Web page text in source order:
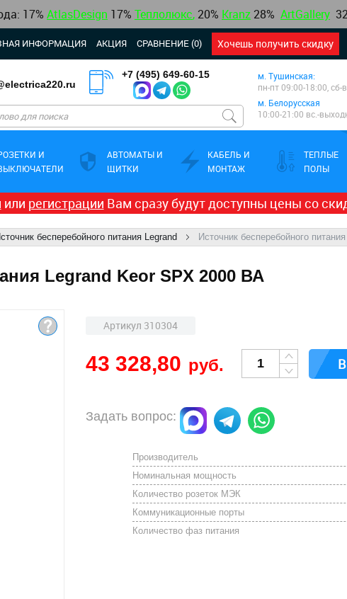
17% AtlasDesign 17% Теплолюкс, 20% Kranz 28% ArtGallery
ИНФОРМАЦИЯ АКЦИЯ СРАВНЕНИЕ (0) Хочешь получить скидку
+7 (495) 649-60-15
м. Тушинская:
пн-пт 09:00-18:00, сб-
м. Белорусская
10:00-21:00 вс.-
И
АВТОМАТЫ И
ЩИТКИ
КАБЕЛЬ И
МОНТАЖ
ТЕПЛЫЕ
ПОЛЫ
или регистрации Вам сразу будут доступны цены со
бесперебойного питания Legrand Источник бесперебойного
Legrand Keor SPX 2000 ВА
Артикул 310304
43 328,80 руб.
Задать вопрос:
Производитель
Номинальная мощность
Количество розеток МЭК
Коммуникационные порты
Количество фаз питания